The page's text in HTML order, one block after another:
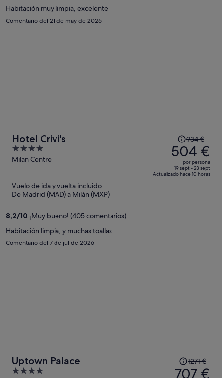
Habitación muy limpia, excelente
Comentario del 21 de may de 2026
Hotel Crivi's
4
out
Milan Centre
precio
era
de
934 €,
934 €
504 €
por persona
19 sept - 23 sept
Actualizado hace 10 horas
Vuelo de ida y vuelta incluido
De Madrid (MAD) a Milán (MXP)
8,2/10 ¡Muy bueno! (405 comentarios)
Habitación limpia, y muchas toallas
Comentario del 7 de jul de 2026
Uptown Palace
4
El
precio
1271 €
707 €